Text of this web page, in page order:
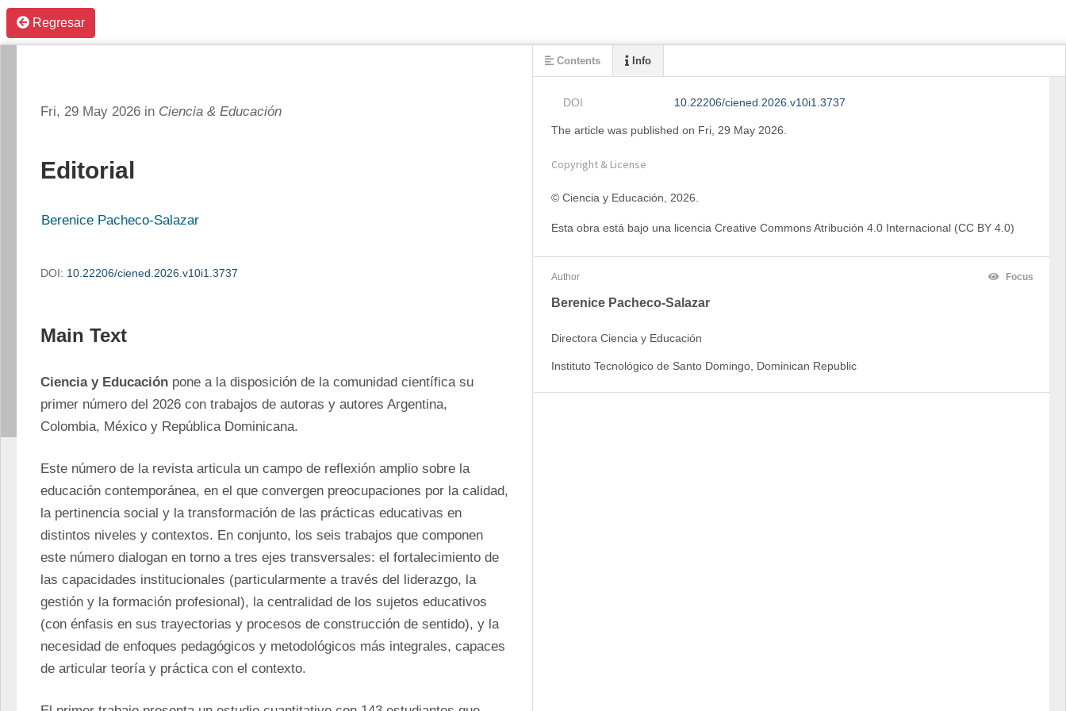
Regresar
Fri, 29 May 2026 in Ciencia & Educación
Editorial
Berenice Pacheco-Salazar
DOI: 10.22206/ciened.2026.v10i1.3737
Main Text
Ciencia y Educación pone a la disposición de la comunidad científica su
primer número del 2026 con trabajos de autoras y autores Argentina,
Colombia, México y República Dominicana.
Este número de la revista articula un campo de reflexión amplio sobre la
educación contemporánea, en el que convergen preocupaciones por la calidad,
la pertinencia social y la transformación de las prácticas educativas en
distintos niveles y contextos. En conjunto, los seis trabajos que componen
este número dialogan en torno a tres ejes transversales: el fortalecimiento de
las capacidades institucionales (particularmente a través del liderazgo, la
gestión y la formación profesional), la centralidad de los sujetos educativos
(con énfasis en sus trayectorias y procesos de construcción de sentido), y la
necesidad de enfoques pedagógicos y metodológicos más integrales, capaces
de articular teoría y práctica con el contexto.
DOI 10.22206/ciened.2026.v10i1.3737
The article was published on Fri, 29 May 2026
Copyright & License
© Ciencia y Educación, 2026.
Esta obra está bajo una licencia Creative Commons Atribución 4.0 Internacional (CC BY 4.0)
Author Focus
Berenice Pacheco-Salazar
Directora Ciencia y Educación
Instituto Tecnológico de Santo Domingo, Dominican Republic
Contents Info